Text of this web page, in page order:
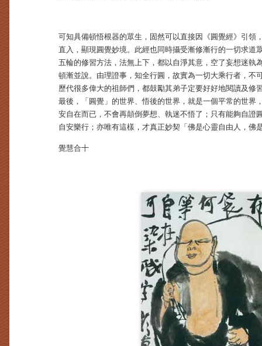
可知具備頓悟根器的眾生，固然可以直接因《圓覺經》引領
直入，顯現圓覺妙境。此經也同時攝受漸修漸行的一切求道
五輪的修習方法，法無上下，都以自淨其意，空了妄想迷執
頓漸並說。由理證事，知全行圓，故實為一切大乘行者，不
歷代很多偉大的祖師們，都鼓勵其弟子定要好好地閱讀及修
最後，「圓覺」的世界、悟後的世界，就是一個平常的世界
安自在而已，不會再顛倒夢想、執迷不悟了；只有能夠自證
自安樂行；亦唯有這樣，才真正妙契「佛是心靈自由人，佛
覺慧合十